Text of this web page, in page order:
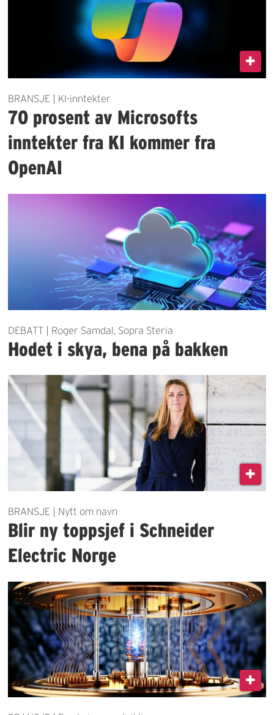
BRANSJE | KI-inntekter
70 prosent av Microsofts
inntekter fra KI kommer fra
OpenAI
DEBATT | Roger Samdal, Sopra Steria
Hodet i skya, bena på bakken
BRANSJE | Nytt om navn
Blir ny toppsjef i Schneider
Electric Norge